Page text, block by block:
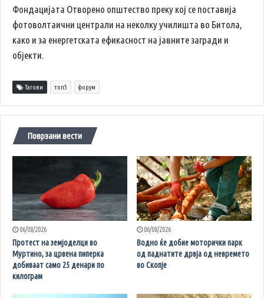
Фондацијата Отворено општество преку кој се поставија
фотоволтаични централи на неколку училишта во Битола,
како и за енергетската ефикасност на јавните загради и
објекти.
Тагови топ5 форум
Поврзани вести
06/08/2026
Протест на земјоделци во
Муртино, за црвена пиперка
добиваат само 25 денари по
килограм
06/08/2026
Водно ќе добие моторички парк
од паднатите дрвја од невремето
во Скопје